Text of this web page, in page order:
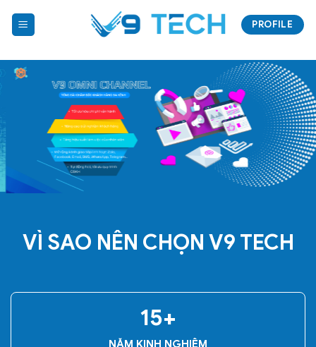
PROFILE
VÌ SAO NÊN CHỌN V9 TECH
15+
NĂM KINH NGHIỆM